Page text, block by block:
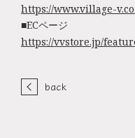
https://www.village-
■ECページ
https://vvstore.jp/
back